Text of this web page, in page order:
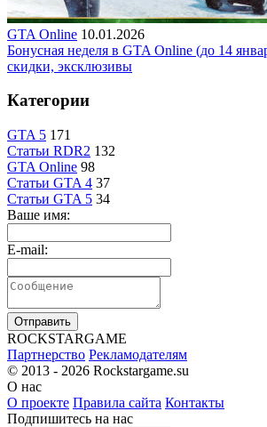
GTA Online 10.01.2026
Бонусная неделя в GTA Online (до 14
скидки, эксклюзивы
Категории
GTA 5 171
Статьи RDR2 132
GTA Online 98
Статьи GTA 4 37
Статьи GTA 5 34
Ваше имя:
E-mail:
Отправить
ROCKSTARGAME
Партнерство Рекламодателям
© 2013 - 2026 Rockstargame.su
О нас
О проекте Правила сайта Контакты
Подпишитесь на нас